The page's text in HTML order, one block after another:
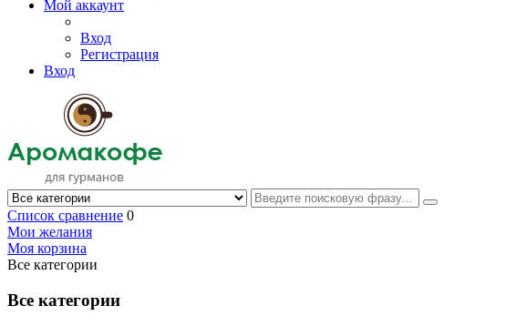
Мой аккаунт
Вход
Регистрация
Вход
Список сравнение 0
Мои желания
Моя корзина
Все категории
Все категории